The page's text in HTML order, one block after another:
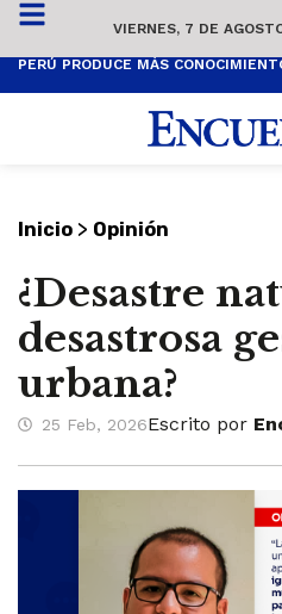
VIERNES, 7 DE
Inicio > Opinión
¿Desastre
desastrosa
urbana?
25 Feb, 2026Escrito por